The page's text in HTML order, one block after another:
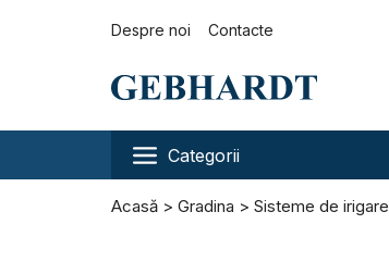
Despre noi Contacte
Categorii
Acasă Gradina Sisteme de irigare